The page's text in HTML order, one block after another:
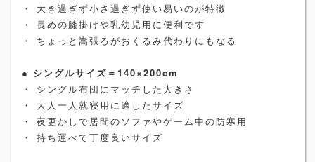
・ 大き過ぎず小さ過ぎず使い易いのが特徴
・ 長めの膝掛けや乳幼児用に便利です
・ ちょっと嵩張るがおくるみ代わりにもなる
● シングルサイズ＝140×200cm
・ シングル布団にマッチした大きさ
・ 大人一人就寝用に適したサイズ
・ 夜更かしで居間のソファやゲーム中の防寒用
・ 持ち運べて丁度良いサイズ